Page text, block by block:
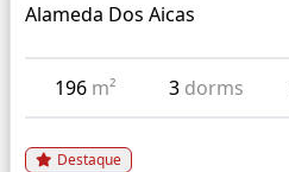
Alameda Dos Aicas
196 m² 3 dorms
Destaque